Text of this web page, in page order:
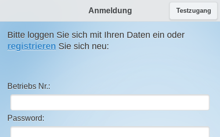
Anmeldung Testzugang
Bitte loggen Sie sich mit Ihren Daten ein oder
registrieren Sie sich neu:
Betriebs Nr.:
Password: